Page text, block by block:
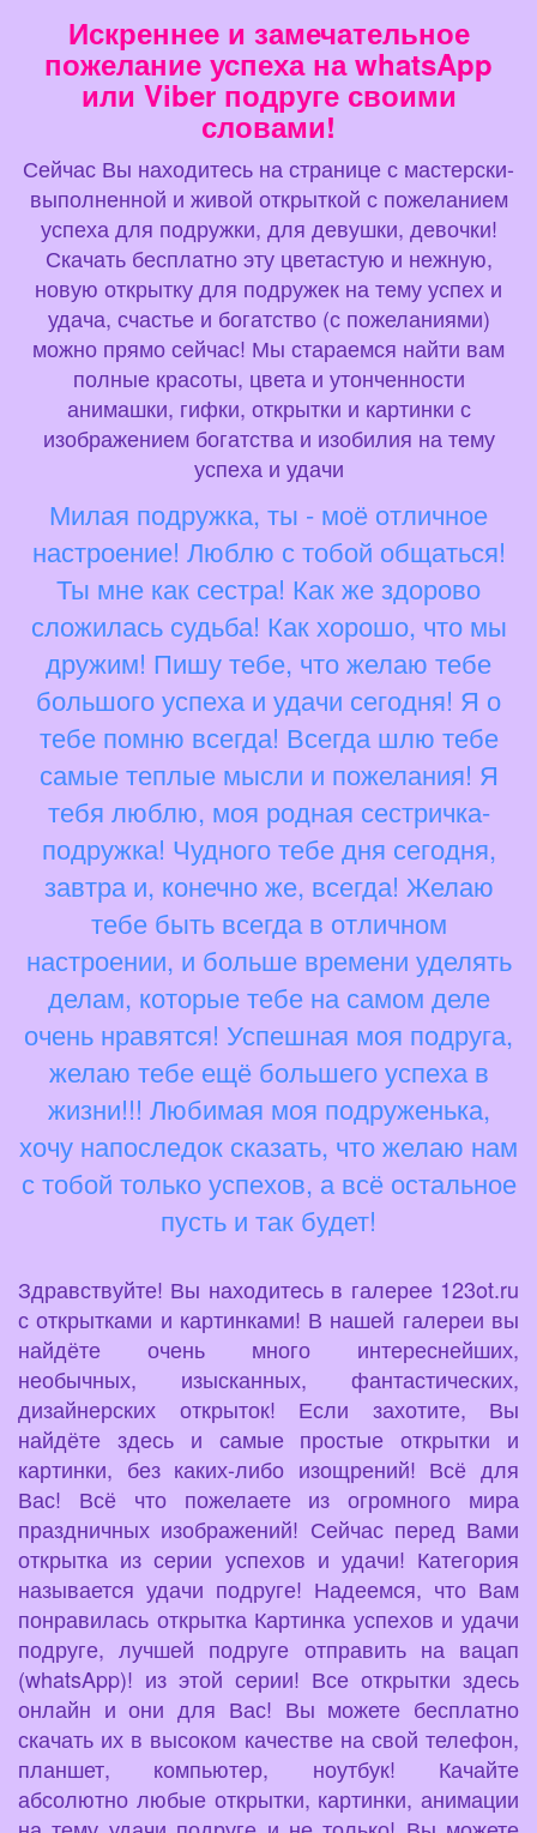
Искреннее и замечательное
пожелание успеха на whatsApp
или Viber подруге своими
словами!
Сейчас Вы находитесь на странице с мастерски-
выполненной и живой открыткой с пожеланием
успеха для подружки, для девушки, девочки!
Скачать бесплатно эту цветастую и нежную,
новую открытку для подружек на тему успех и
удача, счастье и богатство (с пожеланиями)
можно прямо сейчас! Мы стараемся найти вам
полные красоты, цвета и утонченности
анимашки, гифки, открытки и картинки с
изображением богатства и изобилия на тему
успеха и удачи
Милая подружка, ты - моё отличное
настроение! Люблю с тобой общаться!
Ты мне как сестра! Как же здорово
сложилась судьба! Как хорошо, что мы
дружим! Пишу тебе, что желаю тебе
большого успеха и удачи сегодня! Я о
тебе помню всегда! Всегда шлю тебе
самые теплые мысли и пожелания! Я
тебя люблю, моя родная сестричка-
подружка! Чудного тебе дня сегодня,
завтра и, конечно же, всегда! Желаю
тебе быть всегда в отличном
настроении, и больше времени уделять
делам, которые тебе на самом деле
очень нравятся! Успешная моя подруга,
желаю тебе ещё большего успеха в
жизни!!! Любимая моя подруженька,
хочу напоследок сказать, что желаю нам
с тобой только успехов, а всё остальное
пусть и так будет!
Здравствуйте! Вы находитесь в галерее 123ot.ru
с открытками и картинками! В нашей галереи вы
найдёте очень много интереснейших,
необычных, изысканных, фантастических,
дизайнерских открыток! Если захотите, Вы
найдёте здесь и самые простые открытки и
картинки, без каких-либо изощрений! Всё для
Вас! Всё что пожелаете из огромного мира
праздничных изображений! Сейчас перед Вами
открытка из серии успехов и удачи! Категория
называется удачи подруге! Надеемся, что Вам
понравилась открытка Картинка успехов и удачи
подруге, лучшей подруге отправить на вацап
(whatsApp)! из этой серии! Все открытки здесь
онлайн и они для Вас! Вы можете бесплатно
скачать их в высоком качестве на свой телефон,
планшет, компьютер, ноутбук! Качайте
абсолютно любые открытки, картинки, анимации